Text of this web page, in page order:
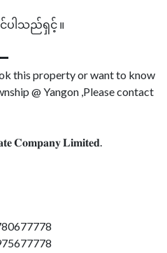
ါသည်ရှင့် ။
this property or want to know
@ Yangon ,Please contact
𝐂𝐨𝐦𝐩𝐚𝐧𝐲 𝐋𝐢𝐦𝐢𝐭𝐞𝐝.